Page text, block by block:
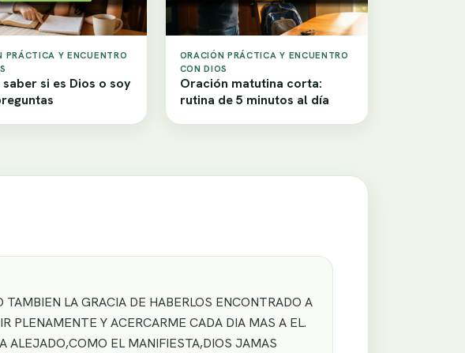
PRÁCTICA Y ENCUENTRO
saber si es Dios o soy
ORACIÓN PRÁCTICA Y ENCUENTRO
CON DIOS
Oración matutina corta:
rutina de 5 minutos al día
LA GRACIA DE HABERLOS ENCONTRADO A
PLENAMENTE Y ACERCARME CADA DIA MAS A EL.
ALEJADO,COMO EL MANIFIESTA,DIOS JAMAS